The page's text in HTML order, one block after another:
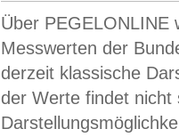
Über PEGELONLINE
Messwerten der
derzeit klassische
der Werte findet